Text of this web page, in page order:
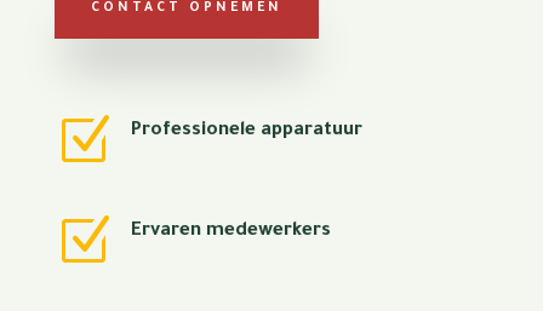
CONTACT OPNEMEN
Z Professionele apparatuur
Z Ervaren medewerkers